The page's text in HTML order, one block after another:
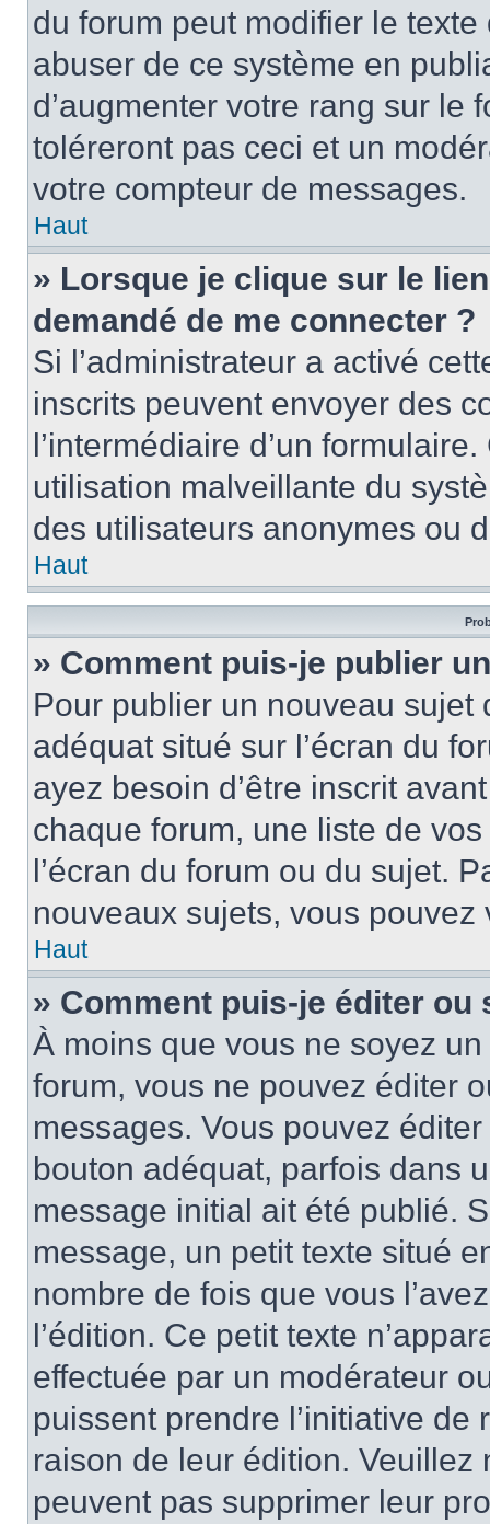
du forum peut modifier le
abuser de ce système en
d’augmenter votre rang sur le
toléreront pas ceci et un
votre compteur de messages.
Haut
» Lorsque je clique sur le
demandé de me connecter ?
Si l’administrateur a activé
inscrits peuvent envoyer des
l’intermédiaire d’un
utilisation malveillante du
des utilisateurs anonymes ou
Haut
» Comment puis-je publier
Pour publier un nouveau
adéquat situé sur l’écran du
ayez besoin d’être inscrit
chaque forum, une liste de
l’écran du forum ou du sujet.
nouveaux sujets, vous
Haut
» Comment puis-je éditer
À moins que vous ne soyez
forum, vous ne pouvez éditer
messages. Vous pouvez
bouton adéquat, parfois dans
message initial ait été publié.
message, un petit texte situé
nombre de fois que vous
l’édition. Ce petit texte
effectuée par un modérateur
puissent prendre l’initiative
raison de leur édition.
peuvent pas supprimer leur